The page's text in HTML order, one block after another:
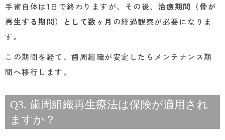
手術自体は1日で終わりますが、その後、 治癒期間（骨が
再生する期間）として数ヶ月 の経過観察が必要になりま
す。
この期間を経て、歯周組織が安定したらメンテナンス期
間へ移行します。
Q3. 歯周組織再生療法は保険が適用され
ますか？